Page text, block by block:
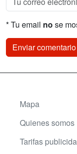
* Tu email no se
Mapa
Quienes somos
Tarifas